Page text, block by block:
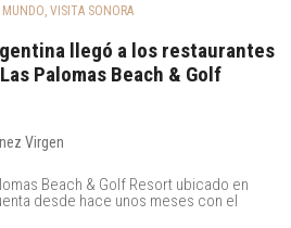
MUNDO, VISITA SONORA
llegó a los restaurantes
Palomas Beach & Golf
Virgen
Beach & Golf Resort ubicado en
desde hace unos meses con el